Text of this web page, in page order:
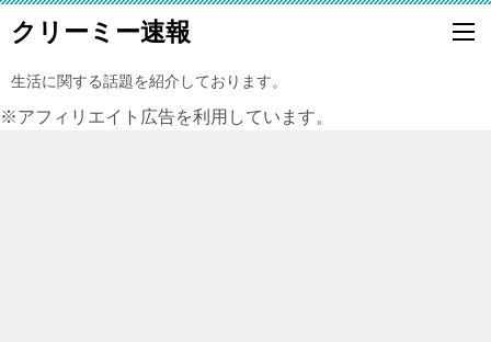
クリーミー速報
生活に関する話題を紹介しております。
※アフィリエイト広告を利用しています。